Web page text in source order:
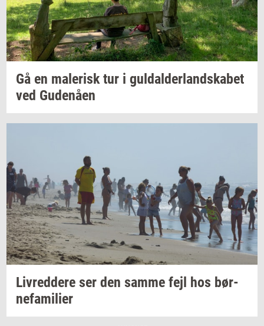
Gå en ma­le­risktur i gul­dal­der­land­ska­bet
ved Gu­denå­en
Liv­red­dere ser den samme fejl hos bør­
ne­fa­mi­li­er